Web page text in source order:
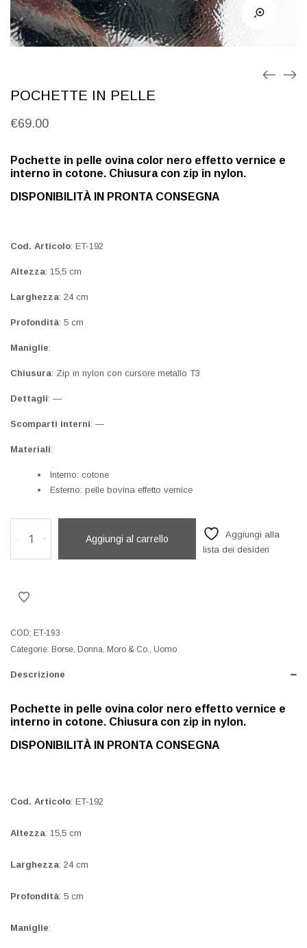
POCHETTE IN PELLE
€69.00
Pochette in pelle ovina color nero effetto vernice e
interno in cotone. Chiusura con zip in nylon.
DISPONIBILITÀ IN PRONTA CONSEGNA
Cod. Articolo: ET-192
Altezza: 15,5 cm
Larghezza: 24 cm
Profondità: 5 cm
Maniglie:
Chiusura: Zip in nylon con cursore metallo T3
Dettagli: —
Scomparti interni: —
Materiali:
Interno: cotone
Esterno: pelle bovina effetto vernice
-
IN
PELLE
+ Aggiungi al carrello
Aggiungi alla
lista dei desideri
COD: ET-193
Categorie: Borse Donna Moro & Co. Uomo
Descrizione
Pochette in pelle ovina color nero effetto vernice e
interno in cotone. Chiusura con zip in nylon.
DISPONIBILITÀ IN PRONTA CONSEGNA
Cod. Articolo: ET-192
Altezza: 15,5 cm
Larghezza: 24 cm
Profondità: 5 cm
Maniglie: